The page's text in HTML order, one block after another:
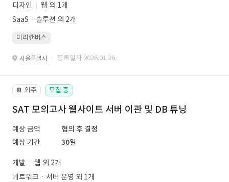
디자인
웹 외 1개
SaaSㆍ솔루션 외 2개
미리캔버스
서울특별시 · 등록일자 2026.01.26.
📔 외주 모집 중
SAT 모의고사 웹사이트 서버 이관 및 DB 튜닝
예상 금액
협의 후 결정
예상 기간
30일
개발
웹 외 2개
네트워크ㆍ서버 운영 외 1개